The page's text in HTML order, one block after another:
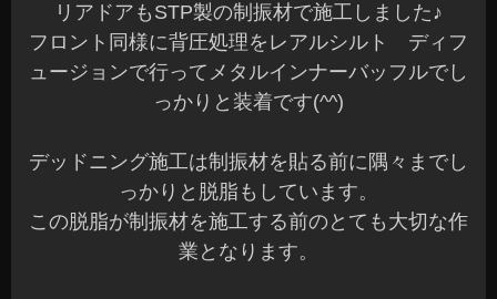
リアドアもSTP製の制振材で施工しました♪
フロント同様に背圧処理をレアルシルト ディフ
ュージョンで行ってメタルインナーバッフルでし
っかりと装着です(^^)
デッドニング施工は制振材を貼る前に隅々までし
っかりと脱脂もしています。
この脱脂が制振材を施工する前のとても大切な作
業となります。